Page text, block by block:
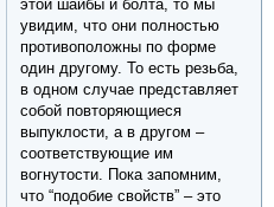
этой шайбы и болта, то мы
увидим, что они полностью
противоположны по форме
один другому. То есть резьба,
в одном случае представляет
собой повторяющиеся
выпуклости, а в другом –
соответствующие им
вогнутости. Пока запомним,
что “подобие свойств” – это